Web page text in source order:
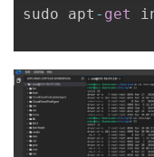
sudo apt - get